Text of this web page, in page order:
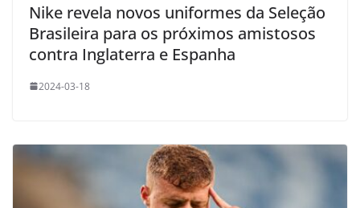
Nike revela novos uniformes da Seleção
Brasileira para os próximos amistosos
contra Inglaterra e Espanha
2024-03-18